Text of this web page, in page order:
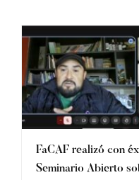
FaCAF realizó con
Seminario Abierto